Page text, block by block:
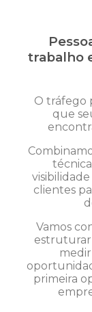
trabalho
O tráfego
que
clientes
Vamos
estruturar
primeira